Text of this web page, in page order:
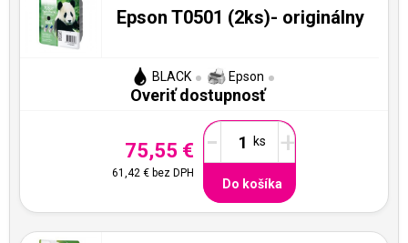
Epson T0501 (2ks)- originálny
BLACK Epson
Overiť dostupnosť
75,55 €
61,42 € bez DPH
- +
Do košíka